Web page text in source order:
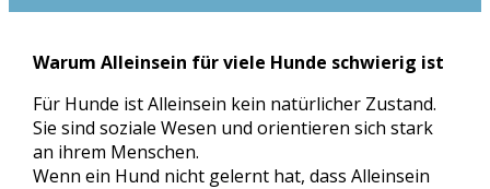
Warum Alleinsein für viele Hunde schwierig ist
Für Hunde ist Alleinsein kein natürlicher Zustand.
Sie sind soziale Wesen und orientieren sich stark
an ihrem Menschen.
Wenn ein Hund nicht gelernt hat, dass Alleinsein